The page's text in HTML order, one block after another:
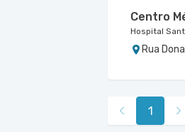
Centro
Hospital
Rua
Hospital São
Avenida
1